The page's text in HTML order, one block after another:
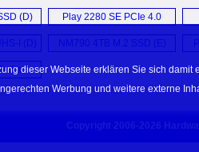
(D)
Play 2280 SE PCIe 4.0
SSD (E)
I (D) NM790 4TB M.2 SSD (E)
...
Copyright 2006-2026
dieser Webseite erklären Sie sich
Werbung und weitere externe